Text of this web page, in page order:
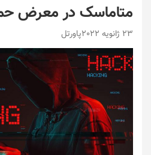
متاماسک در معرض
23 ژانویه 2022 پاورتل